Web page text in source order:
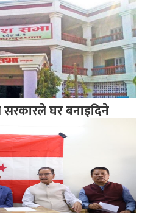
सरकारले घर बनाइदिने